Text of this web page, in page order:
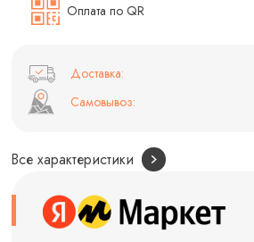
Оплата по QR
Доставка:
Самовывоз:
Все характеристики